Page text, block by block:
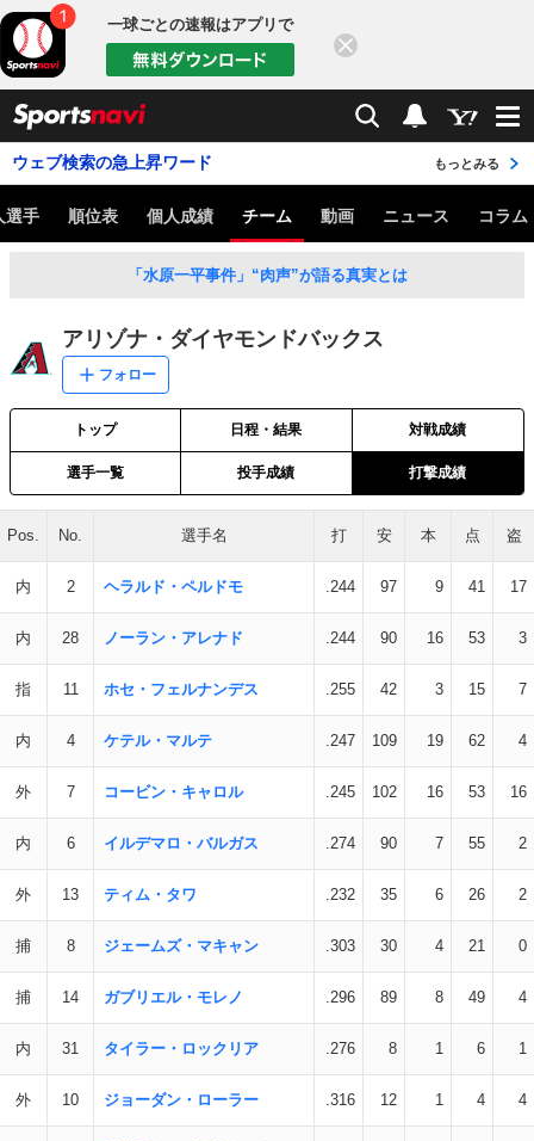
一球ごとの速報はアプリで
検索 通知
ウェブ検索の急上昇ワード もっとみる
選手 順位表 個人成績 チーム 動画 ニュース コラム
「水原一平事件」“肉声”が語る真実とは
アリゾナ・ダイヤモンドバックス
フォロー
トップ 日程・結果 対戦成績
選手一覧 投手成績 打撃成績
Pos. No. 選手名 打 安 本 点 盗
内 2 ヘラルド・ペルドモ .244 97 9 41 17
内 28 ノーラン・アレナド .244 90 16 53 3
指 11 ホセ・フェルナンデス .255 42 3 15 7
内 4 ケテル・マルテ .247 109 19 62 4
外 7 コービン・キャロル .245 102 16 53 16
内 6 イルデマロ・バルガス .274 90 7 55 2
外 13 ティム・タワ .232 35 6 26 2
捕 8 ジェームズ・マキャン .303 30 4 21 0
捕 14 ガブリエル・モレノ .296 89 8 49 4
内 31 タイラー・ロックリア .276 8 1 6 1
外 10 ジョーダン・ローラー .316 12 1 4 4